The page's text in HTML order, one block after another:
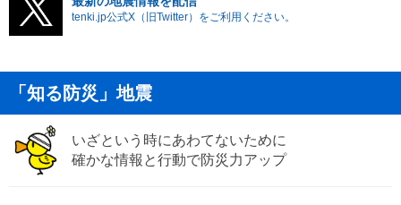
tenki.jp公式X（旧Twitter）をご利用ください。
「知る防災」地震
いざという時にあわてないために
確かな情報と行動で防災力アップ